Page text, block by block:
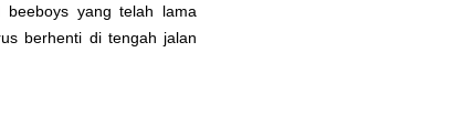
beeboys yang telah lama
berhenti di tengah jalan